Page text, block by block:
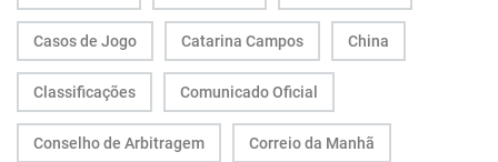
Casos de Jogo Catarina Campos China
Classificações Comunicado Oficial
Conselho de Arbitragem Correio da Manhã